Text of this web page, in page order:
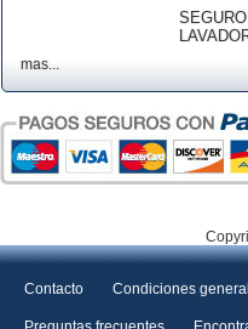
mas...
Contacto Condiciones